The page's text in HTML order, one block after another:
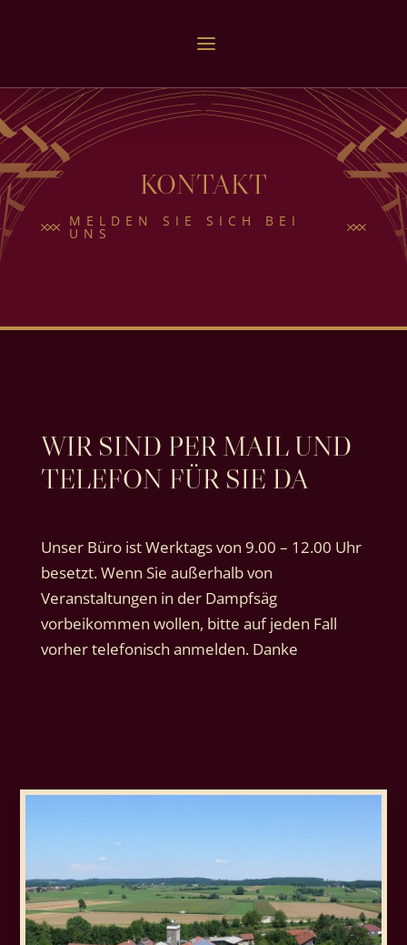
KONTAKT
MELDEN SIE SICH BEI
UNS
WIR SIND PER MAIL UND
TELEFON FÜR SIE DA
Unser Büro ist Werktags von 9.00 – 12.00 Uhr
besetzt. Wenn Sie außerhalb von
Veranstaltungen in der Dampfsäg
vorbeikommen wollen, bitte auf jeden Fall
vorher telefonisch anmelden. Danke